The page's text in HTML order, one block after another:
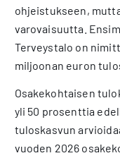
ohjeistukseen,
varovaisuutta.
Terveystalo on
miljoonan euron
Osakekohtaisen
yli 50 prosenttia
tuloskasvun
vuoden 2026